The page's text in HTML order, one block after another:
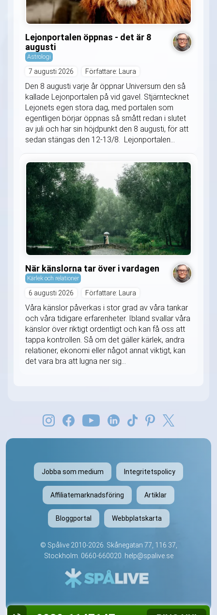
Lejonportalen öppnas - det är 8
augusti
Astrologi
7 augusti 2026 Författare: Laura
Den 8 augusti varje år öppnar Universum den så
kallade Lejonportalen på vid gavel. Stjärntecknet
Lejonets egen stora dag, med portalen som
egentligen börjar öppnas så smått redan i slutet
av juli och har sin höjdpunkt den 8 augusti, för att
sedan stängas den 12-13/8. Lejonportalen...
När känslorna tar över i vardagen
Kärlek och relationer
6 augusti 2026 Författare: Laura
Våra känslor påverkas i stor grad av våra tankar
och våra tidigare erfarenheter. Ibland svallar våra
känslor över riktigt ordentligt och kan få oss att
tappa kontrollen. Så om det gäller kärlek, andra
relationer, ekonomi eller något annat viktigt, kan
det vara bra att lugna ner sig...
Jobba som medium Integritetspolicy
Affiliatemarknadsföring Artiklar
Bloggportal Webbplatskarta
© Spålive2010-2026. Skånegatan 77, 116 37,
Stockholm. 0660-660020. help@spalive.se